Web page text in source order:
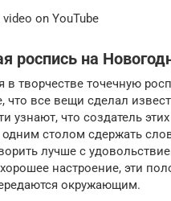
on YouTube
роспись на
в творчестве точечную
что все вещи сделал
узнают, что создатель
столом сдержать
лучше с
настроение, эти
окружающим.